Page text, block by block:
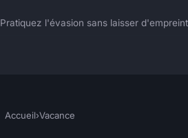
Pratiquez l'évasion sans laisser
Accueil›Vacance